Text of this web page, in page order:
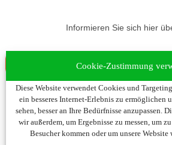
Cookie-Zustimmung
Diese Website verwendet Cookies und
ein besseres Internet-Erlebnis zu ermöglichen
sehen, besser an Ihre Bedürfnisse anzupassen.
wir außerdem, um Ergebnisse zu messen, um
Besucher kommen oder um unsere
Informieren Sie sich hier
... Versicherungsleistungen